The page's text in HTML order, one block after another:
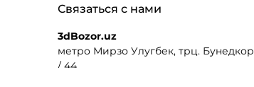
Связаться с нами
3dBozor.uz
метро Мирзо Улугбек, трц. Бунедкор
/ 44